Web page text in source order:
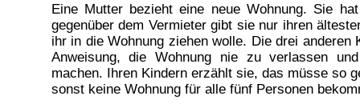
Eine Mutter bezieht eine neue Wohnung. Sie
gegenüber dem Vermieter gibt sie nur ihren
ihr in die Wohnung ziehen wolle. Die drei anderen
Anweisung, die Wohnung nie zu verlassen
machen. Ihren Kindern erzählt sie, das müsse so
sonst keine Wohnung für alle fünf Personen